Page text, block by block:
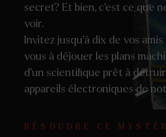
secret? Et bien, c’est ce que
voir.
Invitez jusqu’à dix de vos
vous à déjouer les plans
d’un scientifique prêt à
appareils électroniques de
RÉSOUDRE CE